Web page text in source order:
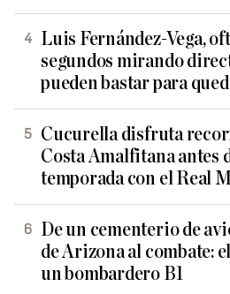
Luis Fernández-Vega,
segundos mirando
pueden bastar para
Cucurella disfruta
Costa Amalfitana antes
temporada con el Real
De un cementerio de
de Arizona al combate:
un bombardero B1